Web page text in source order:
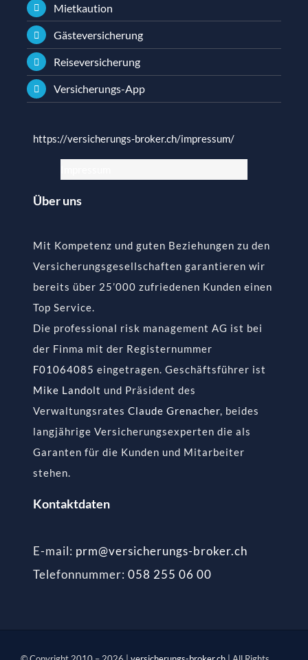
Mietkaution
Gästeversicherung
Reiseversicherung
Versicherungs-App
https://versicherungs-broker.ch/impressum/
Über uns
Mit Kompetenz und guten Beziehungen zu den
Versicherungsgesellschaften garantieren wir
bereits über 25’000 zufriedenen Kunden einen
Top Service.
Die professional risk management AG ist bei
der Finma mit der Registernummer
F01064085 eingetragen. Geschäftsführer ist
Mike Landolt und Präsident des
Verwaltungsrates Claude Grenacher, beides
langjährige Versicherungsexperten die als
Garanten für die Kunden und Mitarbeiter
stehen.
Kontaktdaten
E-mail: prm@versicherungs-broker.ch
Telefonnummer: 058 255 06 00